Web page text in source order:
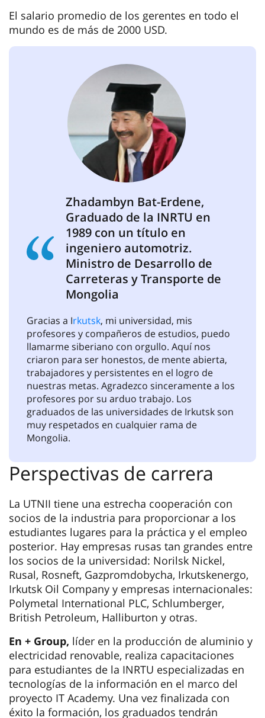
El salario promedio de los gerentes en todo el
mundo es de más de 2000 USD.
Zhadambyn Bat-Erdene,
Graduado de la INRTU en
1989 con un título en
ingeniero automotriz.
Ministro de Desarrollo de
Carreteras y Transporte de
Mongolia
Gracias a Irkutsk, mi universidad, mis
profesores y compañeros de estudios, puedo
llamarme siberiano con orgullo. Aquí nos
criaron para ser honestos, de mente abierta,
trabajadores y persistentes en el logro de
nuestras metas. Agradezco sinceramente a los
profesores por su arduo trabajo. Los
graduados de las universidades de Irkutsk son
muy respetados en cualquier rama de
Mongolia.
Perspectivas de carrera
La UTNII tiene una estrecha cooperación con
socios de la industria para proporcionar a los
estudiantes lugares para la práctica y el empleo
posterior. Hay empresas rusas tan grandes entre
los socios de la universidad: Norilsk Nickel,
Rusal, Rosneft, Gazpromdobycha, Irkutskenergo,
Irkutsk Oil Company y empresas internacionales:
Polymetal International PLC, Schlumberger,
British Petroleum, Halliburton y otras.
En + Group, líder en la producción de aluminio y
electricidad renovable, realiza capacitaciones
para estudiantes de la INRTU especializadas en
tecnologías de la información en el marco del
proyecto IT Academy. Una vez finalizada con
éxito la formación, los graduados tendrán